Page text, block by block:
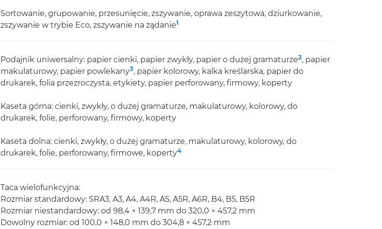
Sortowanie, grupowanie, przesunięcie, zszywanie, oprawa zeszytowa, dziurkowanie,
zszywanie w trybie Eco, zszywanie na żądanie1
Podajnik uniwersalny: papier cienki, papier zwykły, papier o dużej gramaturze2, papier
makulaturowy, papier powlekany3, papier kolorowy, kalka kreślarska, papier do
drukarek, folia przezroczysta, etykiety, papier perforowany, firmowy, koperty
Kaseta górna: cienki, zwykły, o dużej gramaturze, makulaturowy, kolorowy, do
drukarek, folie, perforowany, firmowy, koperty
Kaseta dolna: cienki, zwykły, o dużej gramaturze, makulaturowy, kolorowy, do
drukarek, folie, perforowany, firmowe, koperty4
Taca wielofunkcyjna:
Rozmiar standardowy: SRA3, A3, A4, A4R, A5, A5R, A6R, B4, B5, B5R
Rozmiar niestandardowy: od 98,4 × 139,7 mm do 320,0 × 457,2 mm
Dowolny rozmiar: od 100,0 × 148,0 mm do 304,8 × 457,2 mm